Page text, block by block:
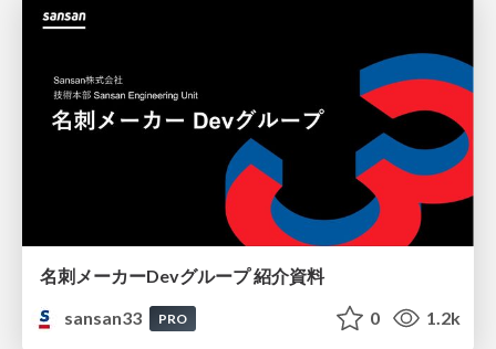
名刺メーカーDevグループ 紹介資料
sansan33
PRO 0 1.2k